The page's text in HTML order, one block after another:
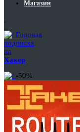
Магазин
Годовая
подписка
на
Хакер
-50%